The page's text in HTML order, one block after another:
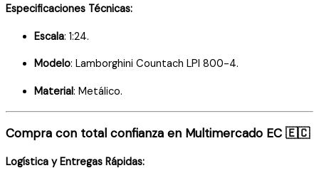
Especificaciones Técnicas:
Escala: 1:24.
Modelo: Lamborghini Countach LPI 800-4.
Material: Metálico.
Compra con total confianza en Multimercado EC 🇪🇨
Logística y Entregas Rápidas: